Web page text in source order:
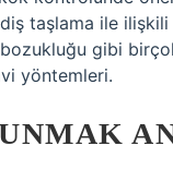
taşlama ile
gibi
yöntemleri.